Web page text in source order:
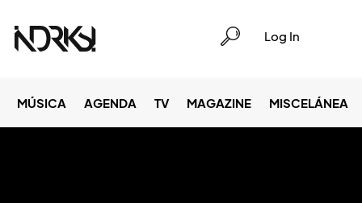
Log In
MÚSICA AGENDA TV MAGAZINE MISCELÁNEA